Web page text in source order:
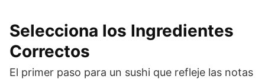
Selecciona los Ingredientes
Correctos
El primer paso para un sushi que refleje las notas